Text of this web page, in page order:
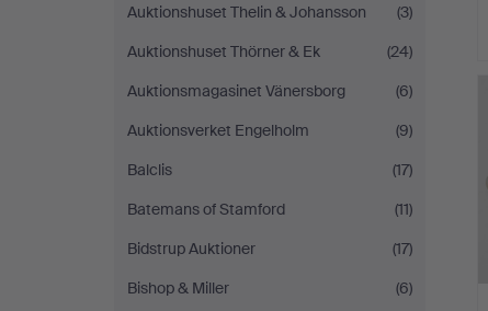
Auktionshuset Thelin & Johansson
(3)
Auktionshuset Thörner & Ek
(24)
Auktionsmagasinet Vänersborg
(6)
Auktionsverket Engelholm
(9)
Balclis
(17)
Batemans of Stamford
(11)
Bidstrup Auktioner
(17)
Bishop & Miller
(6)